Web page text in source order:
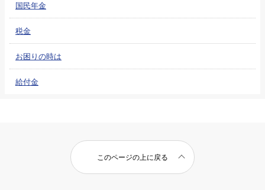
国民年金
税金
お困りの時は
給付金
このページの上に戻る